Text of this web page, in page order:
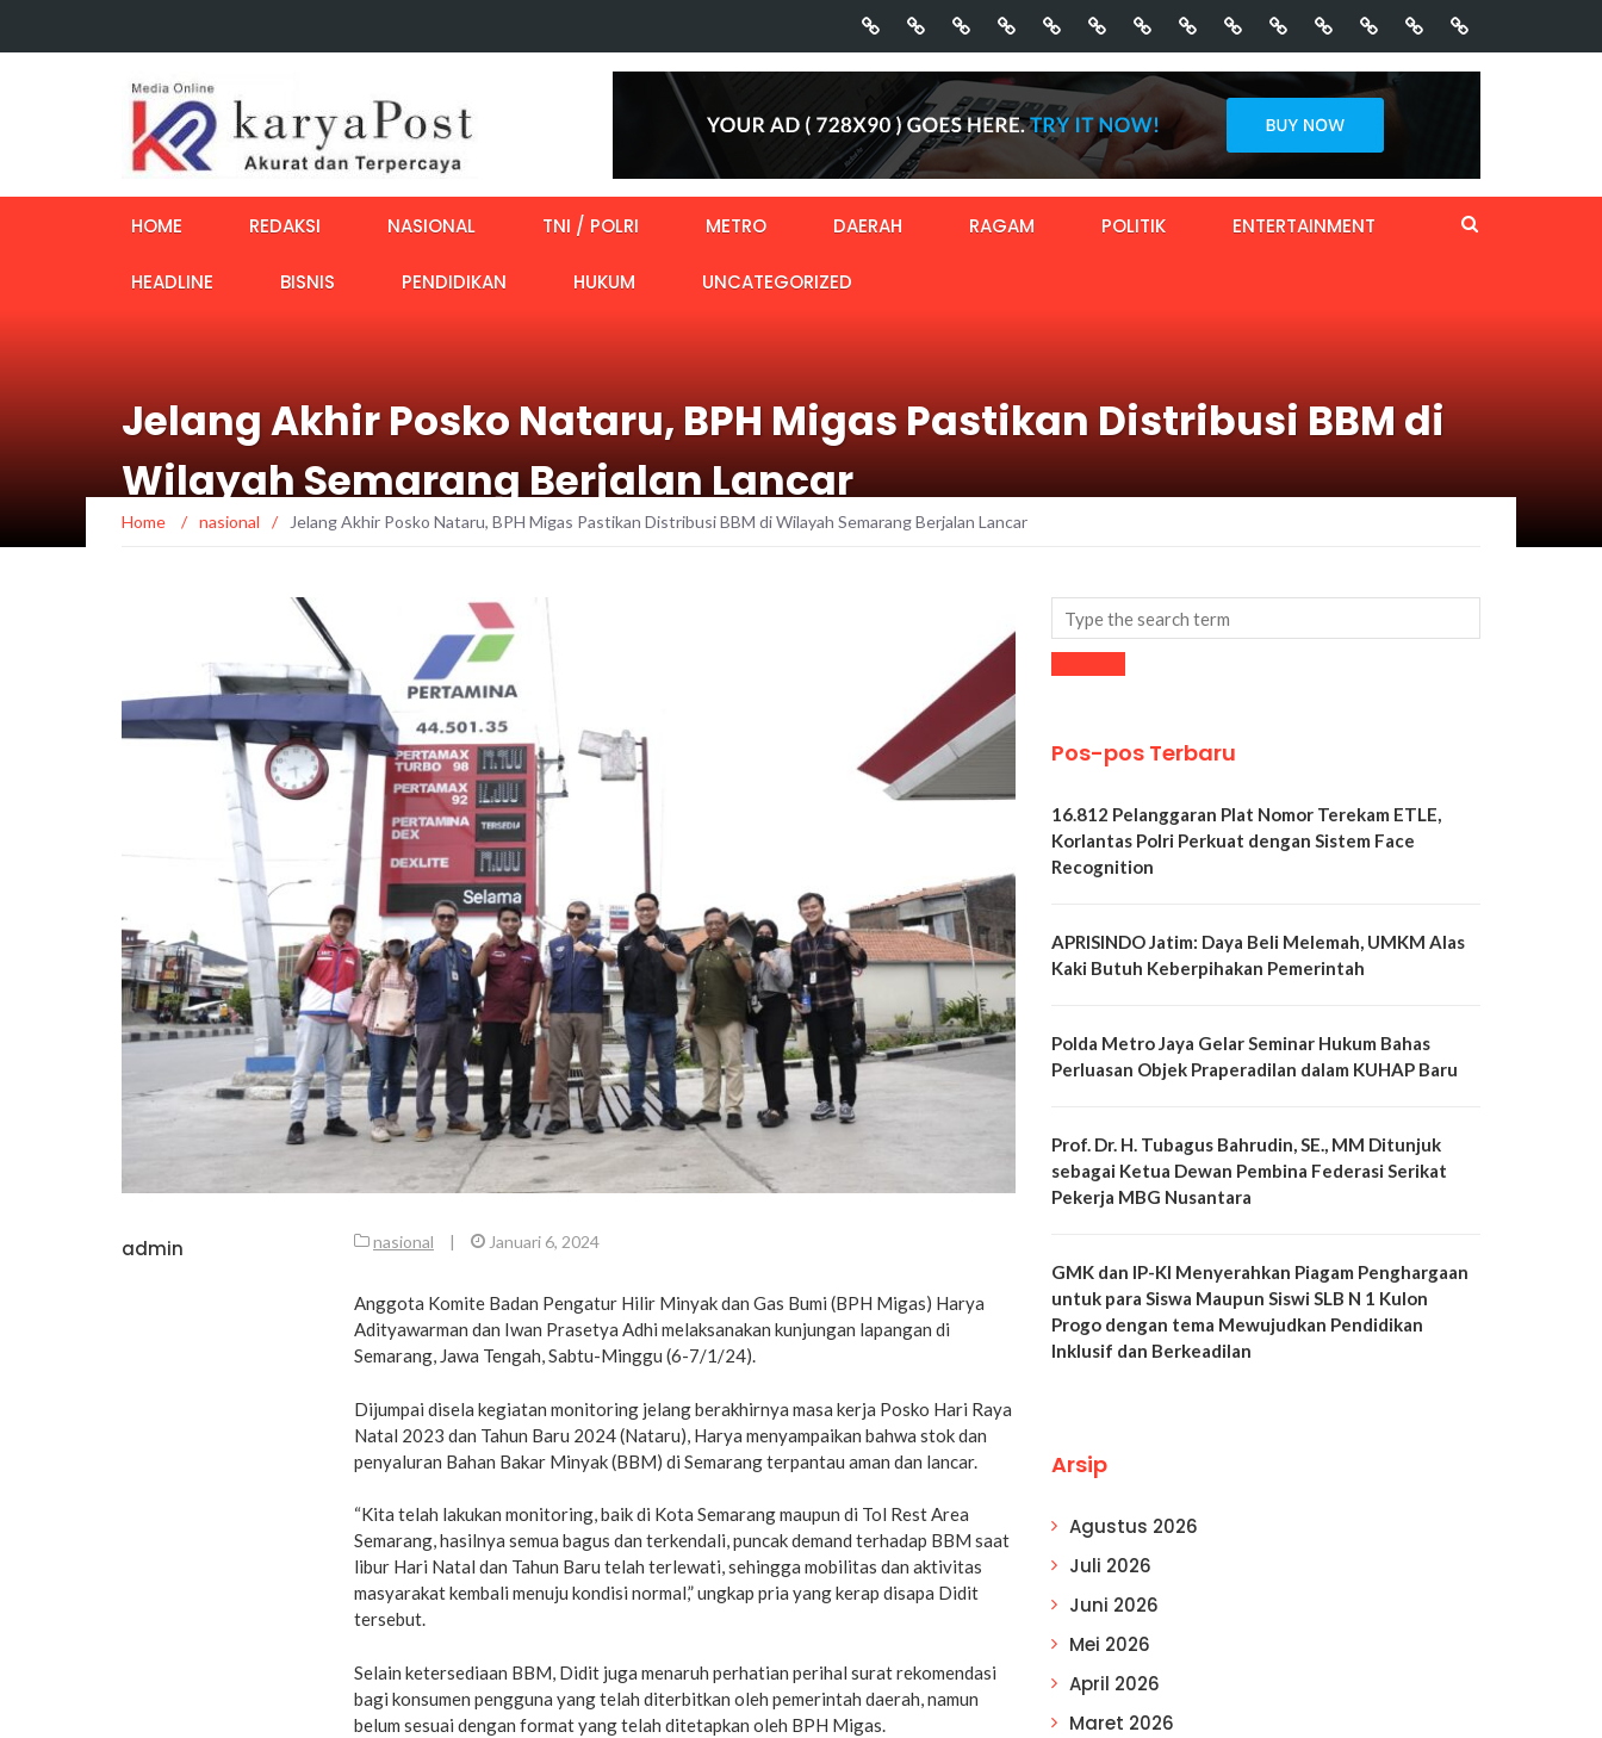
HOME REDAKSI NASIONAL TNI / POLRI METRO DAERAH RAGAM POLITIK ENTERTAINMENT
HEADLINE BISNIS PENDIDIKAN HUKUM UNCATEGORIZED
Jelang Akhir Posko Nataru, BPH Migas Pastikan Distribusi BBM di
Wilayah Semarang Berjalan Lancar
Home / nasional / Jelang Akhir Posko Nataru, BPH Migas Pastikan Distribusi BBM di Wilayah Semarang Berjalan Lancar
admin nasional | Januari 6, 2024
Anggota Komite Badan Pengatur Hilir Minyak dan Gas Bumi (BPH Migas) Harya
Adityawarman dan Iwan Prasetya Adhi melaksanakan kunjungan lapangan di
Semarang, Jawa Tengah, Sabtu-Minggu (6-7/1/24).
Dijumpai disela kegiatan monitoring jelang berakhirnya masa kerja Posko Hari Raya
Natal 2023 dan Tahun Baru 2024 (Nataru), Harya menyampaikan bahwa stok dan
penyaluran Bahan Bakar Minyak (BBM) di Semarang terpantau aman dan lancar.
“Kita telah lakukan monitoring, baik di Kota Semarang maupun di Tol Rest Area
Semarang, hasilnya semua bagus dan terkendali, puncak demand terhadap BBM saat
libur Hari Natal dan Tahun Baru telah terlewati, sehingga mobilitas dan aktivitas
masyarakat kembali menuju kondisi normal,” ungkap pria yang kerap disapa Didit
tersebut.
Selain ketersediaan BBM, Didit juga menaruh perhatian perihal surat rekomendasi
bagi konsumen pengguna yang telah diterbitkan oleh pemerintah daerah, namun
belum sesuai dengan format yang telah ditetapkan oleh BPH Migas.
Pos-pos Terbaru
16.812 Pelanggaran Plat Nomor Terekam ETLE,
Korlantas Polri Perkuat dengan Sistem Face
Recognition
APRISINDO Jatim: Daya Beli Melemah, UMKM Alas
Kaki Butuh Keberpihakan Pemerintah
Polda Metro Jaya Gelar Seminar Hukum Bahas
Perluasan Objek Praperadilan dalam KUHAP Baru
Prof. Dr. H. Tubagus Bahrudin, SE., MM Ditunjuk
sebagai Ketua Dewan Pembina Federasi Serikat
Pekerja MBG Nusantara
GMK dan IP-KI Menyerahkan Piagam Penghargaan
untuk para Siswa Maupun Siswi SLB N 1 Kulon
Progo dengan tema Mewujudkan Pendidikan
Inklusif dan Berkeadilan
Arsip
Agustus 2026
Juli 2026
Juni 2026
Mei 2026
April 2026
Maret 2026